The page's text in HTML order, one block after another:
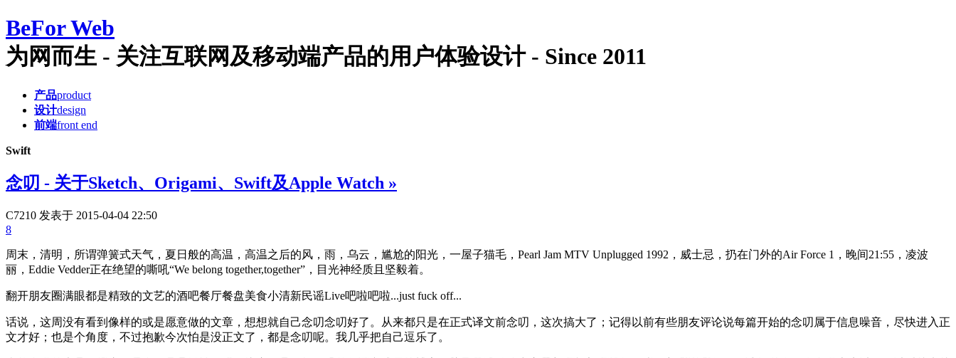
BeFor Web
为网而生 - 关注互联网及移动端产品的用户体验设计 - Since 2011
产品product
设计design
前端front end
Swift
念叨 - 关于Sketch、Origami、Swift及Apple Watch »
C7210 发表于 2015-04-04 22:50
8
周末，清明，所谓弹簧式天气，夏日般的高温，高温之后的风，雨，乌云，尴尬的阳光，一屋子猫毛，Pearl Jam MTV Unplugged 1992，威士忌，扔在门外的Air Force 1，晚间21:55，凌波
丽，Eddie Vedder正在绝望的嘶吼“We belong together,together”，目光神经质且坚毅着。
翻开朋友圈满眼都是精致的文艺的酒吧餐厅餐盘美食小清新民谣Live吧啦吧啦...just fuck off...
话说，这周没有看到像样的或是愿意做的文章，想想就自己念叨念叨好了。从来都只是在正式译文前念叨，这次搞大了；记得以前有些朋友评论说每篇开始的念叨属于信息噪音，尽快进入正
文才好；也是个角度，不过抱歉今次怕是没正文了，都是念叨呢。我几乎把自己逗乐了。